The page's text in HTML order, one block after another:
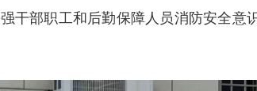
干部职工和后勤保障人员消防安全意